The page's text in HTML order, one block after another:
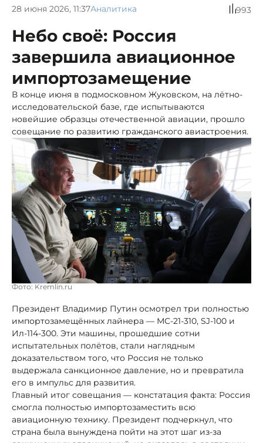
28 июня 2026, 11:37Аналитика 993
Небо своё: Россия
завершила авиационное
импортозамещение
В конце июня в подмосковном Жуковском, на лётно-
исследовательской базе, где испытываются
новейшие образцы отечественной авиации, прошло
совещание по развитию гражданского авиастроения.
Фото: Kremlin.ru
Президент Владимир Путин осмотрел три полностью
импортозамещённых лайнера — МС-21-310, SJ-100 и
Ил-114-300. Эти машины, прошедшие сотни
испытательных полётов, стали наглядным
доказательством того, что Россия не только
выдержала санкционное давление, но и превратила
его в импульс для развития.
Главный итог совещания — констатация факта: Россия
смогла полностью импортозаместить всю
авиационную технику. Президент подчеркнул, что
страна была вынуждена пойти на этот шаг из-за